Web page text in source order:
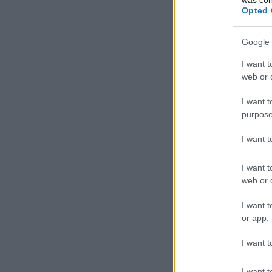
Opted
Google
I want
web or
I want
I want
I want
web or
I want
or app.
I want